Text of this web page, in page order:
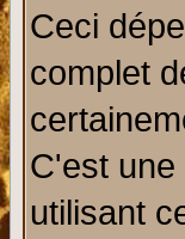
Ceci
complet
C'est
utilisant